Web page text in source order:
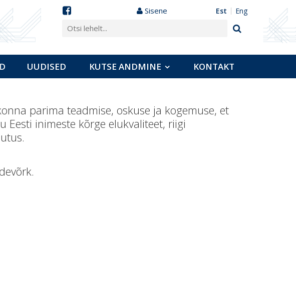
Sisene est eng
UUDISED KUTSE ANDMINE KONTAKT
parima teadmise, oskuse ja kogemuse, et
Eesti inimeste kõrge elukvaliteet, riigi